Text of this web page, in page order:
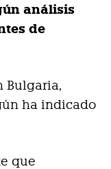
análisis
de
Bulgaria,
ha indicado
que